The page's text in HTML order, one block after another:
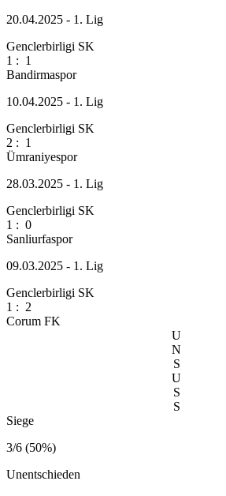
20.04.2025 - 1. Lig
Genclerbirligi SK
1 : 1
Bandirmaspor
10.04.2025 - 1. Lig
Genclerbirligi SK
2 : 1
Ümraniyespor
28.03.2025 - 1. Lig
Genclerbirligi SK
1 : 0
Sanliurfaspor
09.03.2025 - 1. Lig
Genclerbirligi SK
1 : 2
Corum FK
U
N
S
U
S
S
Siege
3/6 (50%)
Unentschieden